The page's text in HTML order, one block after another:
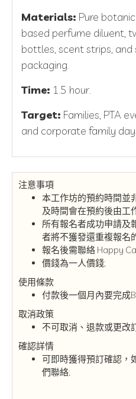
注意事項
本工作坊的預約時間並
及時間會在預約後由工
所有報名者成功申請及
者將不獲發還重複報名
報名後需聯絡 Happy
價錢為一人價錢;
使用條款
付款後一個月內要完成
取消政策
不可取消、退款或更改
確認詳情
可即時獲得預訂確認，
們聯絡;
Materials: Pure
based perfume diluent,
bottles, scent strips, and
packaging.
Time: 1.5 hour.
Target: Families, PTA
and corporate family